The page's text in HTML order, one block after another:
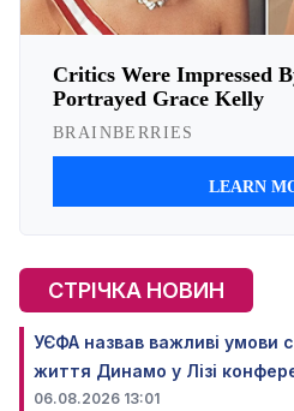
СТРІЧКА НОВИН
УЄФА назвав важливі умови
життя Динамо у Лізі
06.08.2026 13:01